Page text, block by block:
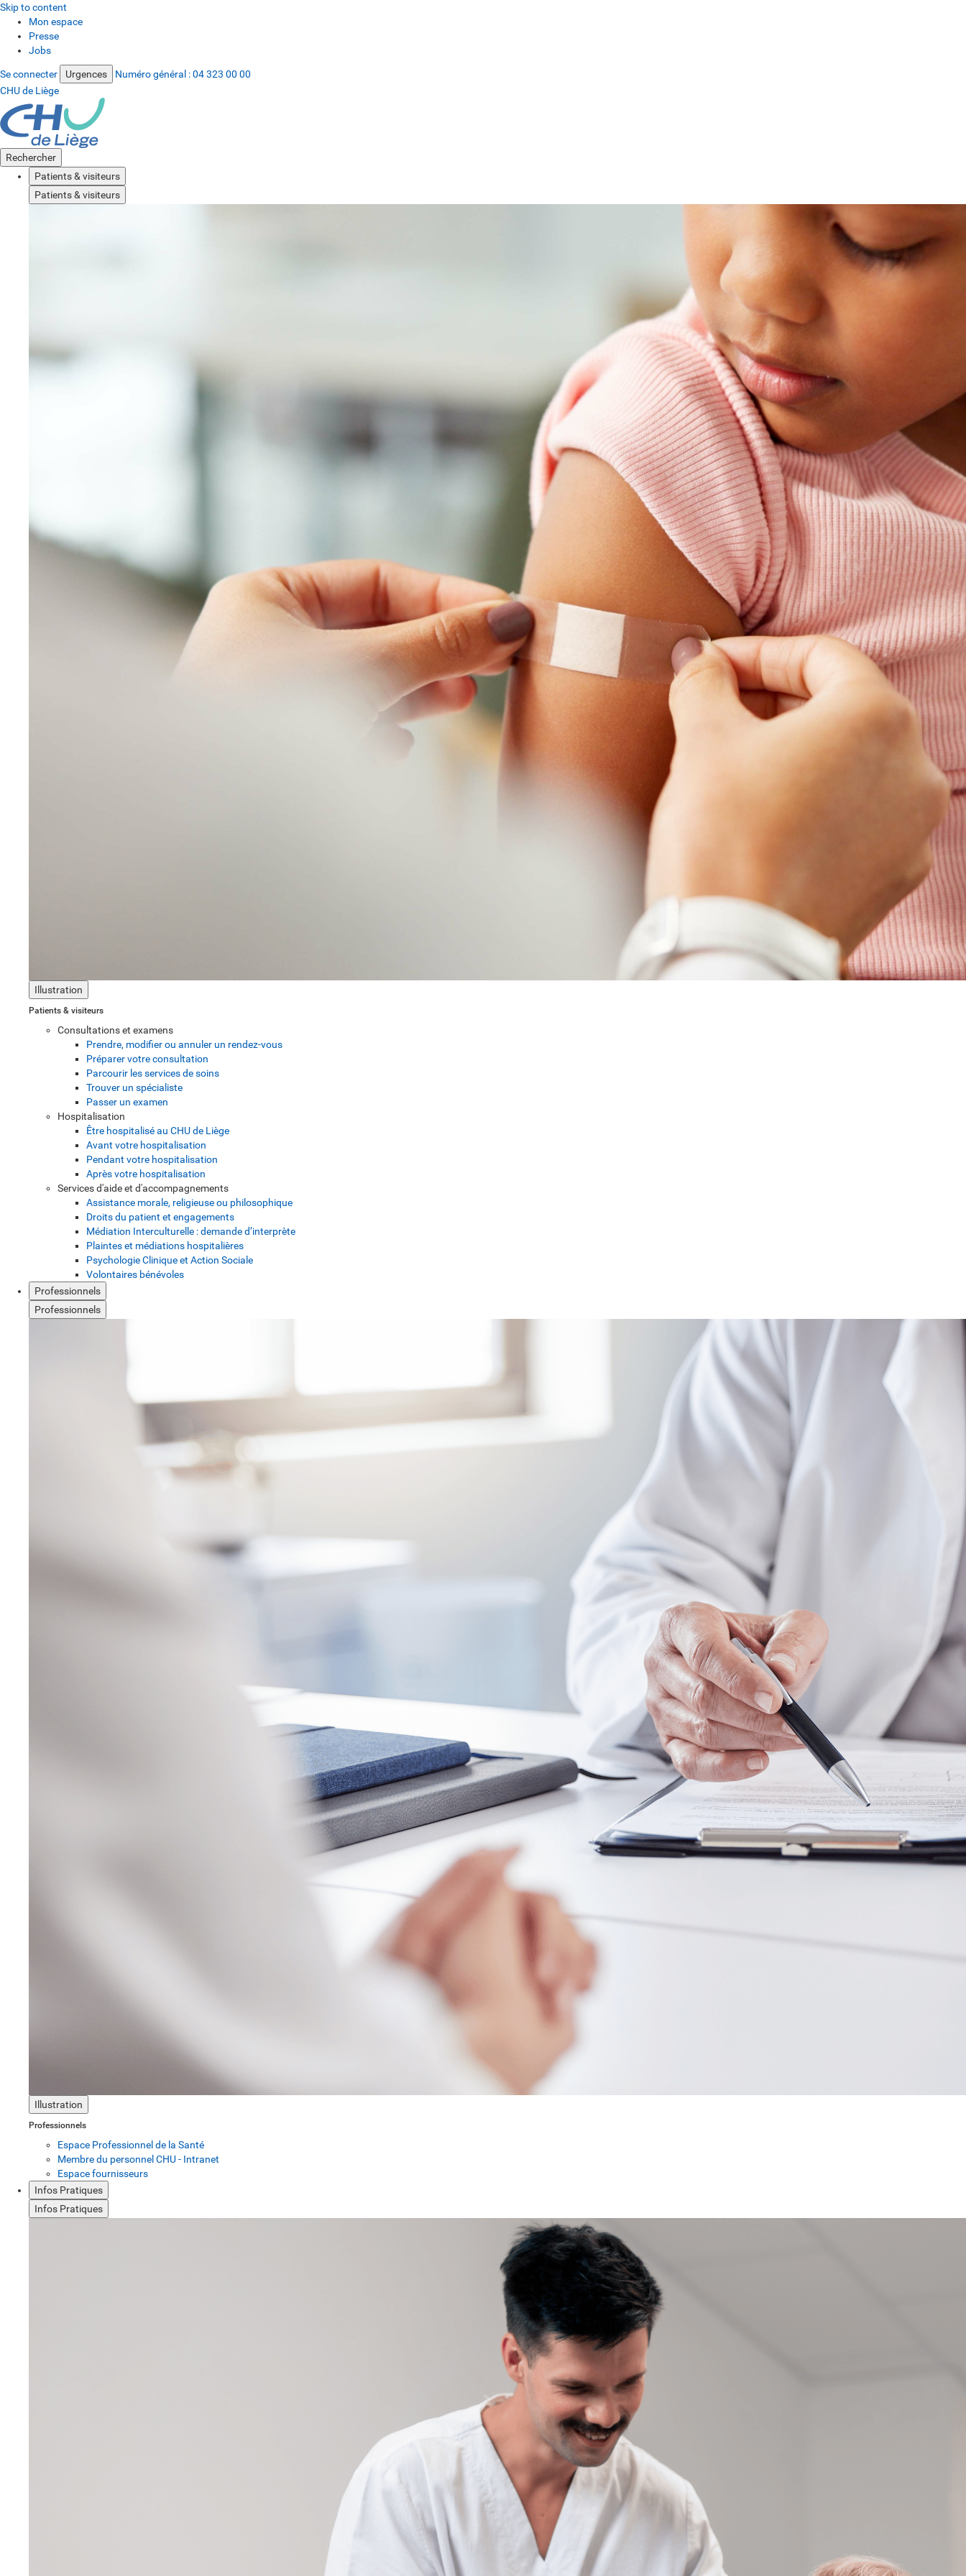
Skip to content
Mon espace
Presse
Jobs
Se connecter Urgences Numéro général :04 323 00 00
CHU de Liège
Rechercher
Patients & visiteurs
Patients & visiteurs
Illustration
Patients & visiteurs
Consultations et examens
Prendre, modifier ou annuler un rendez-vous
Préparer votre consultation
Parcourir les services de soins
Trouver un spécialiste
Passer un examen
Hospitalisation
Être hospitalisé au CHU de Liège
Avant votre hospitalisation
Pendant votre hospitalisation
Après votre hospitalisation
Services d'aide et d'accompagnements
Assistance morale, religieuse ou philosophique
Droits du patient et engagements
Médiation Interculturelle : demande d’interprète
Plaintes et médiations hospitalières
Psychologie Clinique et Action Sociale
Volontaires bénévoles
Professionnels
Professionnels
Illustration
Professionnels
Espace Professionnel de la Santé
Membre du personnel CHU - Intranet
Espace fournisseurs
Infos Pratiques
Infos Pratiques